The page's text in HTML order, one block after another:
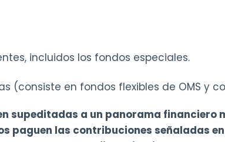
incluidos los fondos especiales.
(consiste en fondos flexibles de OMS y
supeditadas a un panorama financiero
paguen las contribuciones señaladas